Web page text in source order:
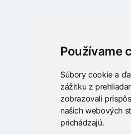
Používame
Súbory cookie a
zážitku z
zobrazovali
našich webových
prichádzajú.
Školenia
Poradenstvo